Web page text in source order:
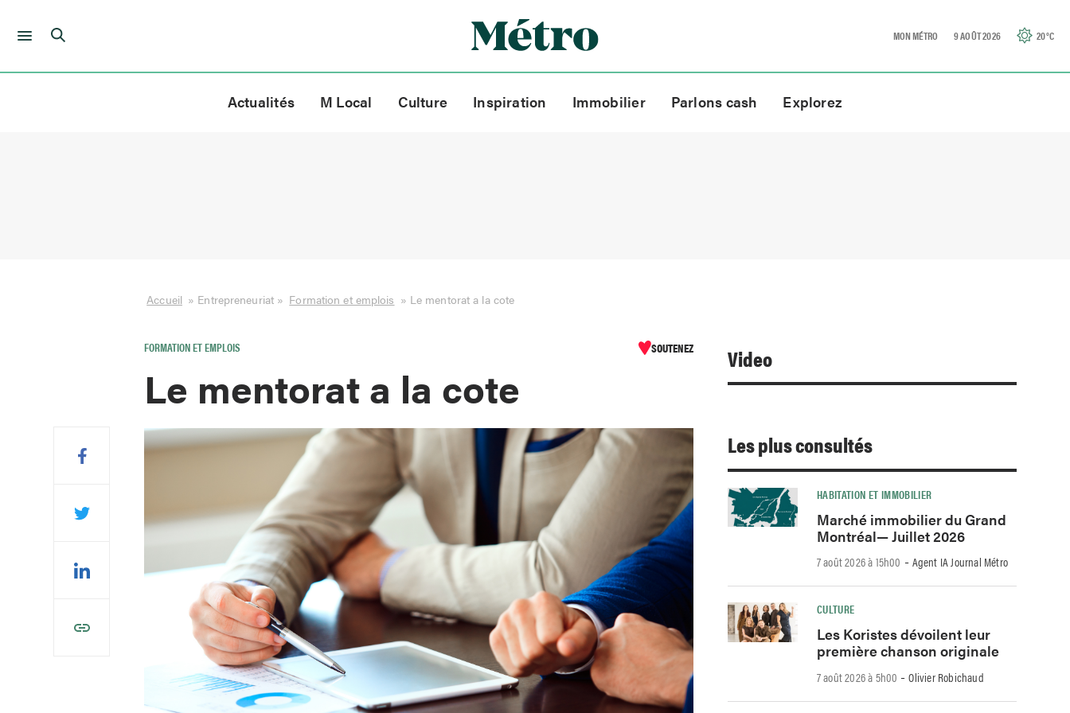
Skip
MON MÉTRO 9 AOÛT 2026 20°C
Actualités M Local Culture Inspiration Immobilier Parlons cash Explorez
Accueil » Entrepreneuriat» Formation et emplois » Le mentorat a la cote
FORMATION ET EMPLOIS SOUTENEZ
Le mentorat a la cote
Video
Les plus consultés
HABITATION ET IMMOBILIER
Marché immobilier du Grand
Montréal— Juillet 2026
7 août 2026 à 15h00 -Agent IA Journal Métro
CULTURE
Les Koristes dévoilent leur
première chanson originale
7 août 2026 à 5h00 -Olivier Robichaud